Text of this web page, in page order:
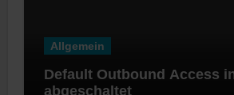
Allgemein
Default Outbound Access
abgeschaltet